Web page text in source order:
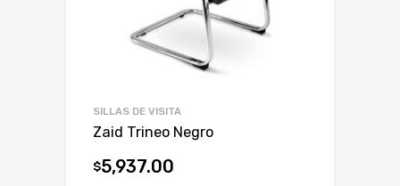
SILLAS DE VISITA
Zaid Trineo Negro
$5,937.00